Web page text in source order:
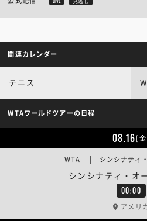
LIVE 見逃し
関連カレンダー
テニス
WTAワールドツアーの日程
08.16[
00:00
シンシナティ・オ
WTA | シンシナティ・
アメリ